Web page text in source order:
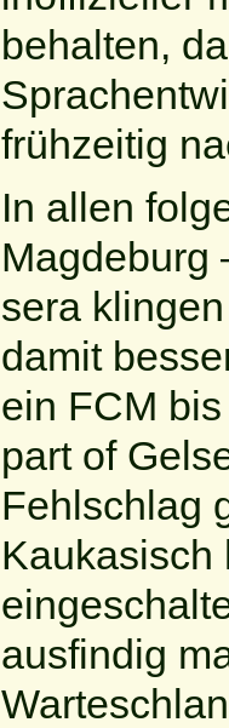
behalten,
frühzeitig
In allen
Magdeburg
sera
damit
ein FCM
part of
Fehlschlag
Kaukasisch
ausfindig